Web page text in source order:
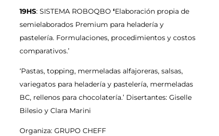
19HS: SISTEMA ROBOQBO ‘Elaboración propia de
semielaborados Premium para heladería y
pastelería. Formulaciones, procedimientos y costos
comparativos.’
‘Pastas, topping, mermeladas alfajoreras, salsas,
variegatos para heladería y pastelería, mermeladas
BC, rellenos para chocolatería.’ Disertantes: Giselle
Bilesio y Clara Marini
Organiza: GRUPO CHEFF